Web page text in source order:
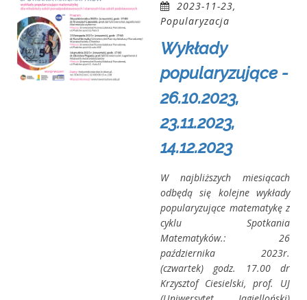
2023-11-23,
Popularyzacja
Wykłady
popularyzujące -
26.10.2023,
23.11.2023,
14.12.2023
W najbliższych miesiącach
odbędą się kolejne wykłady
popularyzujące matematykę z
cyklu Spotkania
Matematyków.: 26
października 2023r.
(czwartek) godz. 17.00 dr
Krzysztof Ciesielski, prof. UJ